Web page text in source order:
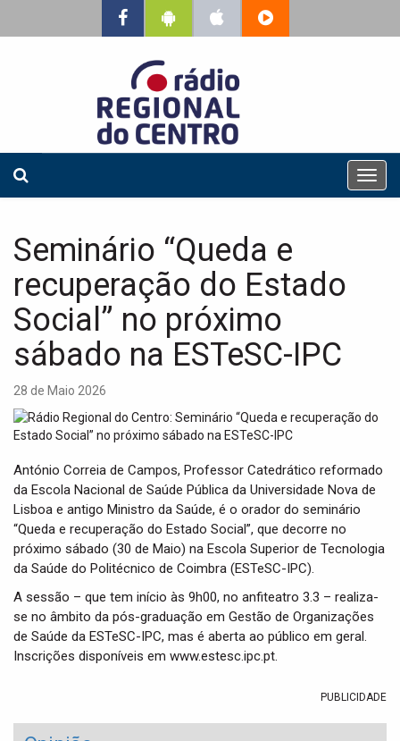
T
o
i
Seminário “Queda e
recuperação do Estado
Social” no próximo
sábado na ESTeSC-IPC
28 de Maio 2026
António Correia de Campos, Professor Catedrático reformado
da Escola Nacional de Saúde Pública da Universidade Nova de
Lisboa e antigo Ministro da Saúde, é o orador do seminário
“Queda e recuperação do Estado Social”, que decorre no
próximo sábado (30 de Maio) na Escola Superior de Tecnologia
da Saúde do Politécnico de Coimbra (ESTeSC-IPC).
A sessão – que tem início às 9h00, no anfiteatro 3.3 – realiza-
se no âmbito da pós-graduação em Gestão de Organizações
de Saúde da ESTeSC-IPC, mas é aberta ao público em geral.
Inscrições disponíveis em www.estesc.ipc.pt.
PUBLICIDADE